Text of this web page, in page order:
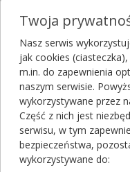
ACNEX
Twoja
Nasz serwis
jak cookies
m.in. do zapewnienia
naszym serwisie.
wykorzystywane przez
Część z nich jest
serwisu, w tym
bezpieczeństwa,
wykorzystywane do: